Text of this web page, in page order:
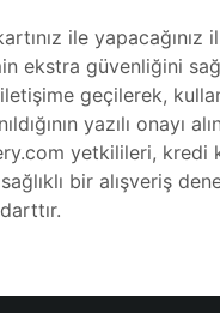
ile
ekstra güvenliğini
geçilerek,
yazılı onayı
yetkilileri, kredi
bir alışveriş